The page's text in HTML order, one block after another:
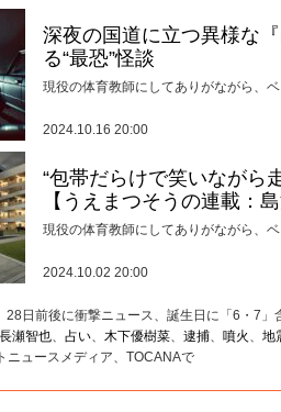
深夜の国道に立つ異様な
る“最恐”怪談
現役の体育教師にしてありがながら、
2024.10.16 20:00
“包帯だらけで笑いながら
【うえまつそうの連載：島
現役の体育教師にしてありがながら、
2024.10.02 20:00
日前後に衝撃ニュース、誕生日に「6・7
長瀬智也、 占い、 木下優樹菜、 逮捕、 噴火 、 地
ニュースメディア、TOCANAで